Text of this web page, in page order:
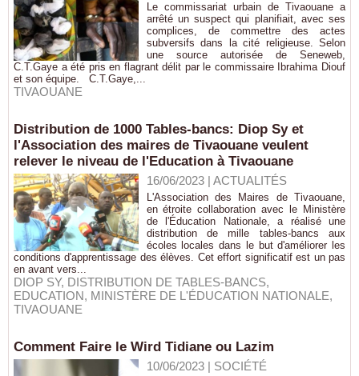
Le commissariat urbain de Tivaouane a
arrêté un suspect qui planifiait, avec ses
complices, de commettre des actes
subversifs dans la cité religieuse. Selon
une source autorisée de Seneweb,
C.T.Gaye a été pris en flagrant délit par le commissaire Ibrahima Diouf
et son équipe. C.T.Gaye,...
TIVAOUANE
Distribution de 1000 Tables-bancs: Diop Sy et
l'Association des maires de Tivaouane veulent
relever le niveau de l'Education à Tivaouane
16/06/2023| ACTUALITÉS
L'Association des Maires de Tivaouane,
en étroite collaboration avec le Ministère
de l'Éducation Nationale, a réalisé une
distribution de mille tables-bancs aux
écoles locales dans le but d'améliorer les
conditions d'apprentissage des élèves. Cet effort significatif est un pas
en avant vers...
DIOP SY, DISTRIBUTION DE TABLES-BANCS,
EDUCATION, MINISTÈRE DE L'ÉDUCATION NATIONALE,
TIVAOUANE
Comment Faire le Wird Tidiane ou Lazim
10/06/2023| SOCIÉTÉ